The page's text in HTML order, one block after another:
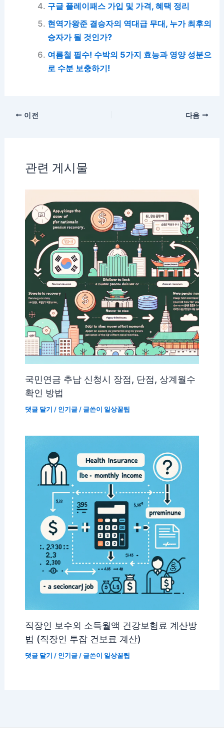
구글 플레이패스 가입 및 가격, 혜택 정리
현역가왕준 결승자의 역대급 무대, 누가 최후의
승자가 될 것인가?
여름철 필수! 수박의 5가지 효능과 영양 성분으
로 수분 보충하기!
이전 다음
관련 게시물
국민연금 추납 신청시 장점, 단점, 상계월수
확인 방법
댓글 달기 / 인기글/ 글쓴이 일상꿀팁
직장인 보수외 소득월액 건강보험료 계산방
법 (직장인 투잡 건보료 계산)
댓글 달기 / 인기글/ 글쓴이 일상꿀팁